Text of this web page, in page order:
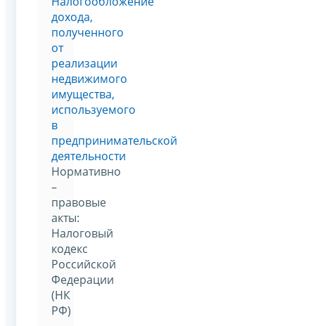
дохода,
полученного
от
реализации
недвижимого
имущества,
используемого
в
предпринимательской
деятельности
Нормативно
–
правовые
акты:
Налоговый
кодекс
Российской
Федерации
(НК
РФ)